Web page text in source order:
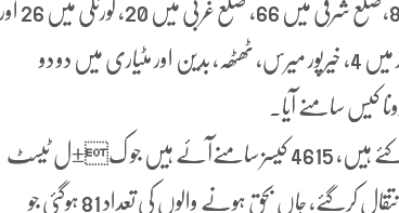
وزیراعلی سندھ نے کہا کہ ضلع وسطی کراچی میں 99، ضلع جنوبی میں 80،ضلع شرقی میں 66، ضلع غربی میں 20، کورنگی میں 26 اور
ملیر میں 10کیسز سامنے آئے، سکھر میں 17، حیدرآباد میں 7، نوشہروفیروز میں 4، خیرپور میرس، ٹھٹھہ، بدین اور مٹیاری میں دو دو
کیس سامنے آیا۔
مراد علی شاہ نے کہا کہ ہم نے اب تک ک±ل 41216 ٹیسٹ کئے ہیں، 4615 کیسز سامنےآئے ہیں جو ک±ل ٹیسٹ
کا 11.2 فیصد ہے، پچھلے 24 گھنٹوں میں 3 مریض کورونا کے باعث انتقال کرگئے، جاں بحق ہونے والوں کی تعداد 81 ہوگئی جو